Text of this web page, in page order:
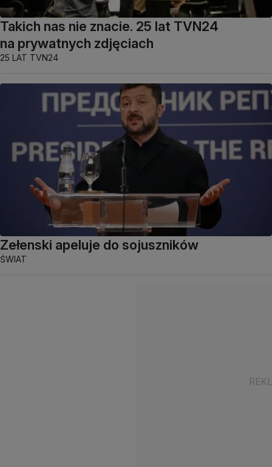
Takich nas nie znacie. 25 lat TVN24
na prywatnych zdjęciach
25 LAT TVN24
Zełenski apeluje do sojuszników
ŚWIAT